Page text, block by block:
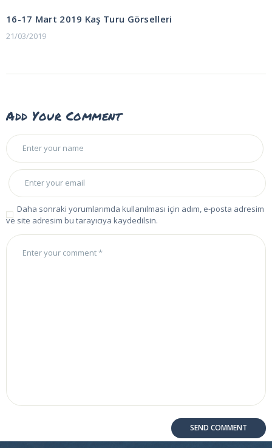
gezinmesi
16-17 Mart 2019 Kaş Turu Görselleri
21/03/2019
Add Your Comment
Daha sonraki yorumlarımda kullanılması için adım, e-posta adresim
ve site adresim bu tarayıcıya kaydedilsin.